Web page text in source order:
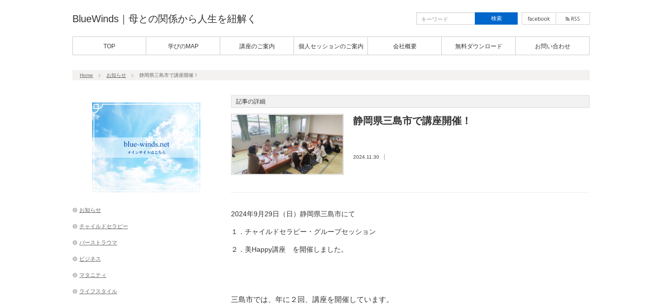
BlueWinds｜母との関係から人生を紐解く
TOP 学びのMAP 講座のご案内 個人セッションのご案内 会社概要 無料ダウンロード お問い合わせ
Home お知らせ 静岡県三島市で講座開催！
記事の詳細
静岡県三島市で講座開催！
2024.11.30
2024年9月29日（日）静岡県三島市にて
１．チャイルドセラピー・グループセッション
２．美Happy講座 を開催しました。
三島市では、年に２回、講座を開催しています。
お知らせ
チャイルドセラピー
バーストラウマ
ビジネス
マタニティ
ライフスタイル